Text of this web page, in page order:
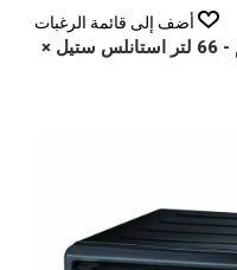
أضف إلى قائمة الرغبات
فرن هوفر بلت إن غاز 60 × 60 سم - 66 لتر استانلس ستيل ×